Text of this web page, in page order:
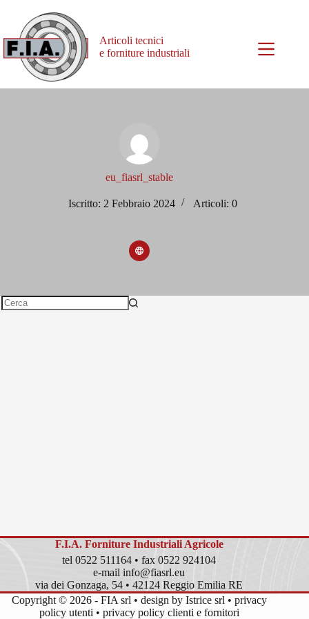
Articoli tecnici
e forniture industriali
eu_fiasrl_stable
Iscritto: 2 Febbraio 2024 Articoli: 0
F.I.A. Forniture Industriali Agricole
tel 0522 511164 • fax 0522 924104
e-mail info@fiasrl.eu
via dei Gonzaga, 54 • 42124 Reggio Emilia RE
Copyright © 2026 - FIA srl • design by Istrice srl • privacy
policy utenti • privacy policy clienti e fornitori